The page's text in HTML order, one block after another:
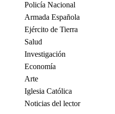
Policía Nacional
Armada Española
Ejército de Tierra
Salud
Investigación
Economía
Arte
Iglesia Católica
Noticias del lector